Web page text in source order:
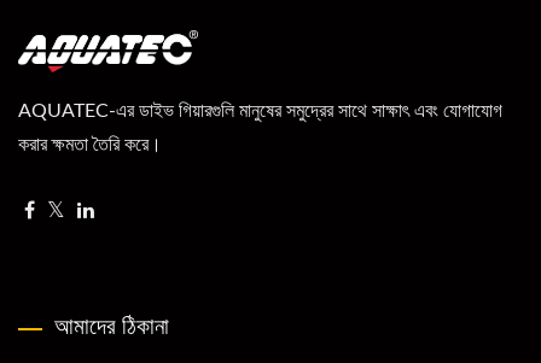
AQUATEC-এর ডাইভ গিয়ারগুলি মানুষের সমুদ্রের সাথে সাক্ষাৎ এবং যোগাযোগ
করার ক্ষমতা তৈরি করে।
আমাদের ঠিকানা